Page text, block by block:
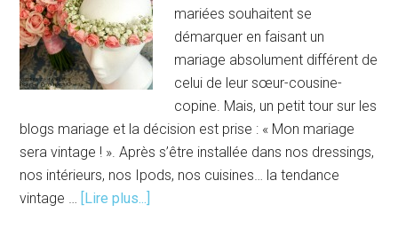
mariées souhaitent se
démarquer en faisant un
mariage absolument différent de
celui de leur sœur-cousine-
copine. Mais, un petit tour sur les
blogs mariage et la décision est prise : « Mon mariage
sera vintage ! ». Après s’être installée dans nos dressings,
nos intérieurs, nos Ipods, nos cuisines… la tendance
vintage … [Lire plus...]